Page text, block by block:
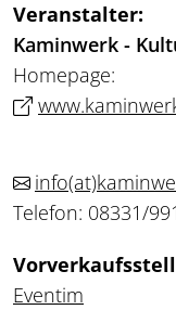
Veranstalter:
Kaminwerk -
Homepage:
info(at)
Telefon: 08331/
Eventim